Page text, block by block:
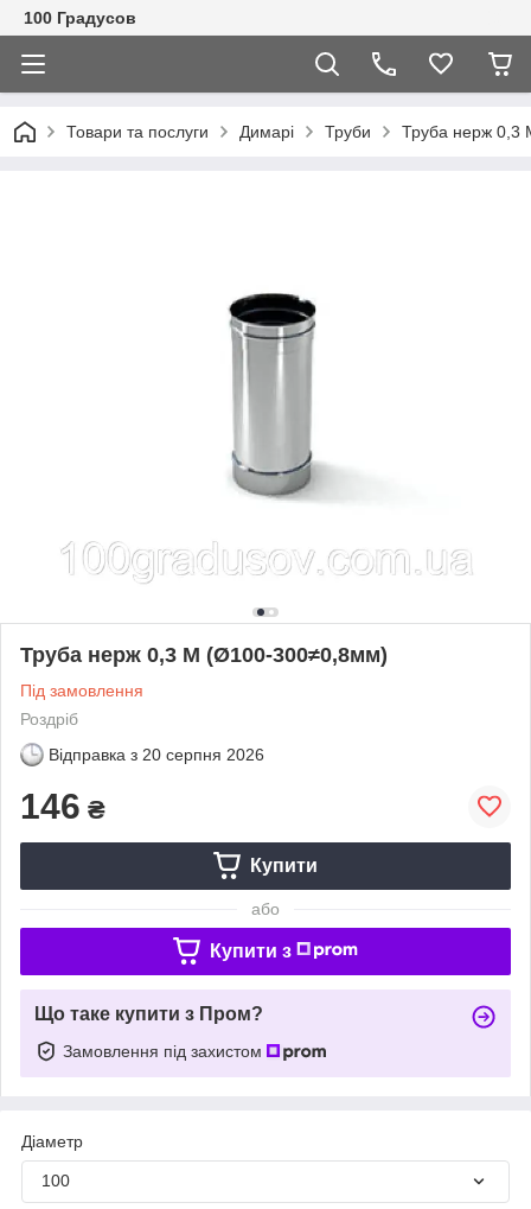
100 Градусов
Товари та послуги Димарі Труби Труба нерж
Труба нерж 0,3 М (Ø100-300≠0,8мм)
Під замовлення
Роздріб
Відправка з 20 серпня 2026
146 ₴
Купити
або
Купити з
Що таке купити з Пром?
Замовлення під захистом
Діаметр
100